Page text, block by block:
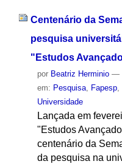
Centenário da
pesquisa
"Estudos
por Beatriz Herminio —
em: Pesquisa, Fapesp,
Universidade
Lançada em
"Estudos
centenário da
da pesquisa na